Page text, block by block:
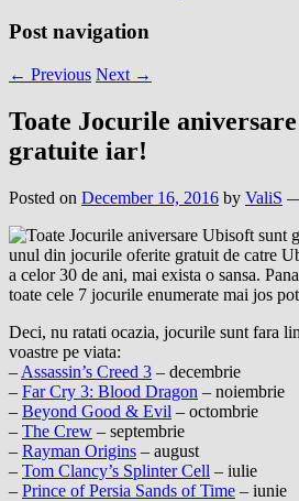
Post navigation
← Previous Next →
Toate Jocurile
gratuite iar!
Posted on December 16, 2016 by ValiS
unul din jocurile oferite gratuit de catre
a celor 30 de ani, mai exista o sansa.
toate cele 7 jocurile enumerate mai jos
Deci, nu ratati ocazia, jocurile sunt fara
voastre pe viata:
– Assassin’s Creed 3 – decembrie
– Far Cry 3: Blood Dragon – noiembrie
– Beyond Good & Evil – octombrie
– The Crew – septembrie
– Rayman Origins – august
– Tom Clancy’s Splinter Cell – iulie
– Prince of Persia Sands of Time – iunie